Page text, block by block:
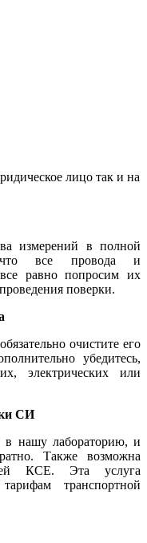
лицо так и на
измерений в полной
что все провода и
равно попросим их
поверки.
очистите его
убедитесь,
электрических или
СИ
нашу лабораторию, и
Также возможна
КСЕ. Эта услуга
транспортной